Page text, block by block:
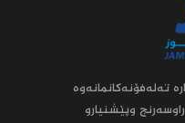
ته‌له‌فۆنه‌کانمانه‌وه‌
وپێشنیارو